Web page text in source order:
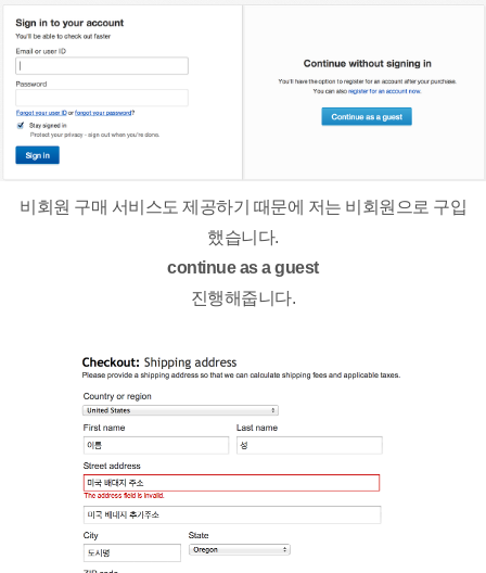
비회원 구매 서비스도 제공하기 때문에 저는 비회원으로 구입
했습니다.
continue as a guest
진행해줍니다.